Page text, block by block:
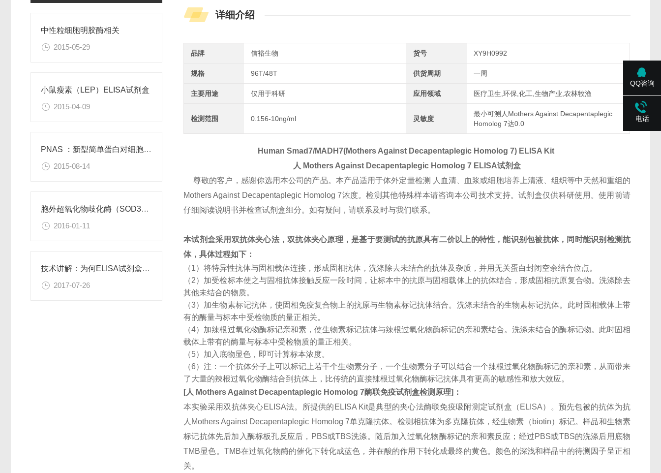
中性粒细胞明胶酶相关
2015-05-29
小鼠瘦素（LEP）ELISA试剂盒
2015-04-09
PNAS ：新型简单蛋白对细胞功能有积极作用
2015-08-14
胞外超氧化物歧化酶（SOD3）重组蛋白
2016-01-11
技术讲解：为何ELISA试剂盒OD值不正常
2017-07-26
详细介绍
品牌 信裕生物 货号 XY9H0992
规格 96T/48T 供货周期 一周
主要用途 仅用于科研 应用领域 医疗卫生,环保,化工,生物产业,农林牧渔
检测范围 0.156-10ng/ml 灵敏度
最小可测人Mothers Against Decapentaplegic
Homolog 7达0.0
Human Smad7/MADH7(Mothers Against Decapentaplegic Homolog 7) ELISA Kit
人 Mothers Against Decapentaplegic Homolog 7 ELISA试剂盒
尊敬的客户，感谢你选用本公司的产品。本产品适用于体外定量检测 人血清、血浆或细胞培养上清液、组织等中天然和重组的
Mothers Against Decapentaplegic Homolog 7浓度。检测其他特殊样本请咨询本公司技术支持。试剂盒仅供科研使用。使用前请
仔细阅读说明书并检查试剂盒组分。如有疑问，请联系及时与我们联系。
本试剂盒采用双抗体夹心法，双抗体夹心原理，是基于要测试的抗原具有二价以上的特性，能识别包被抗体，同时能识别检测抗
体，具体过程如下：
（1）将特异性抗体与固相载体连接，形成固相抗体，洗涤除去未结合的抗体及杂质，并用无关蛋白封闭空余结合位点。
（2）加受检标本使之与固相抗体接触反应一段时间，让标本中的抗原与固相载体上的抗体结合，形成固相抗原复合物。洗涤除去
其他未结合的物质。
（3）加生物素标记抗体，使固相免疫复合物上的抗原与生物素标记抗体结合。洗涤未结合的生物素标记抗体。此时固相载体上带
有的酶量与标本中受检物质的量正相关。
（4）加辣根过氧化物酶标记亲和素，使生物素标记抗体与辣根过氧化物酶标记的亲和素结合。洗涤未结合的酶标记物。此时固相
载体上带有的酶量与标本中受检物质的量正相关。
（5）加入底物显色，即可计算标本浓度。
（6）注：一个抗体分子上可以标记上若干个生物素分子，一个生物素分子可以结合一个辣根过氧化物酶标记的亲和素，从而带来
了大量的辣根过氧化物酶结合到抗体上，比传统的直接辣根过氧化物酶标记抗体具有更高的敏感性和放大效应。
[人 Mothers Against Decapentaplegic Homolog 7酶联免疫试剂盒检测原理] ：
本实验采用双抗体夹心ELISA法。所提供的ELISA Kit是典型的夹心法酶联免疫吸附测定试剂盒（ELISA）。预先包被的抗体为抗
人Mothers Against Decapentaplegic Homolog 7单克隆抗体。检测相抗体为多克隆抗体，经生物素（biotin）标记。样品和生物素
标记抗体先后加入酶标板孔反应后，PBS或TBS洗涤。随后加入过氧化物酶标记的亲和素反应；经过PBS或TBS的洗涤后用底物
TMB显色。TMB在过氧化物酶的催化下转化成蓝色，并在酸的作用下转化成最终的黄色。颜色的深浅和样品中的待测因子呈正相
关。
QQ咨询
电话